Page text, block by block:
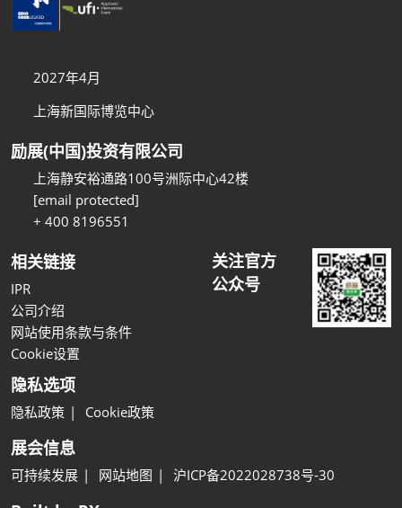
2027年4月
上海新国际博览中心
励展(中国)投资有限公司
上海静安裕通路100号洲际中心42楼
[email protected]
+ 400 8196551
相关链接
IPR
公司介绍
网站使用条款与条件
Cookie设置
关注官方
公众号
隐私选项
隐私政策 Cookie政策
展会信息
可持续发展 网站地图 沪ICP备2022028738号-30